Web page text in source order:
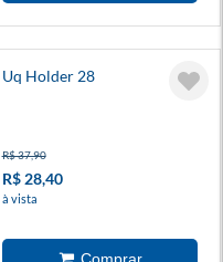
Uq Holder 28
R$ 37,90
R$ 28,40
à vista